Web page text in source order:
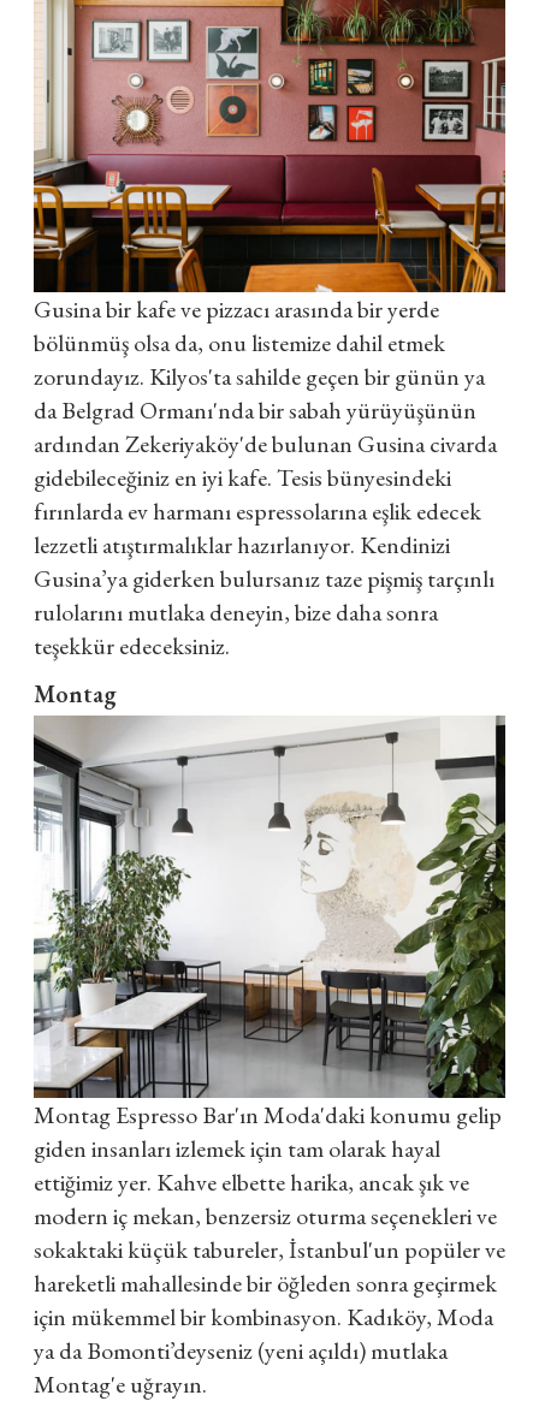
Gusina bir kafe ve pizzacı arasında bir yerde
bölünmüş olsa da, onu listemize dahil etmek
zorundayız. Kilyos'ta sahilde geçen bir günün ya
da Belgrad Ormanı'nda bir sabah yürüyüşünün
ardından Zekeriyaköy'de bulunan Gusina civarda
gidebileceğiniz en iyi kafe. Tesis bünyesindeki
fırınlarda ev harmanı espressolarına eşlik edecek
lezzetli atıştırmalıklar hazırlanıyor. Kendinizi
Gusina’ya giderken bulursanız taze pişmiş tarçınlı
rulolarını mutlaka deneyin, bize daha sonra
teşekkür edeceksiniz.
Montag
Montag Espresso Bar'ın Moda'daki konumu gelip
giden insanları izlemek için tam olarak hayal
ettiğimiz yer. Kahve elbette harika, ancak şık ve
modern iç mekan, benzersiz oturma seçenekleri ve
sokaktaki küçük tabureler, İstanbul'un popüler ve
hareketli mahallesinde bir öğleden sonra geçirmek
için mükemmel bir kombinasyon. Kadıköy, Moda
ya da Bomonti’deyseniz (yeni açıldı) mutlaka
Montag'e uğrayın.